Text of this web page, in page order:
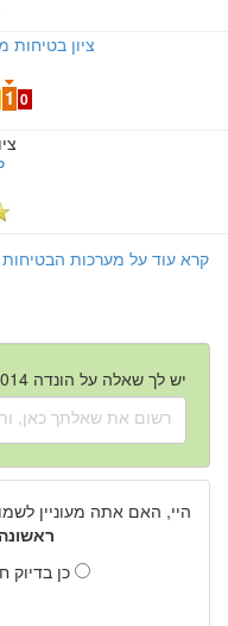
ציון
0
1
יש לך שאלה על הונדה CR-Z 2010 - 2014 יד שנייה?
היי, האם אתה מעוניין
ראשונה
כן בדיוק